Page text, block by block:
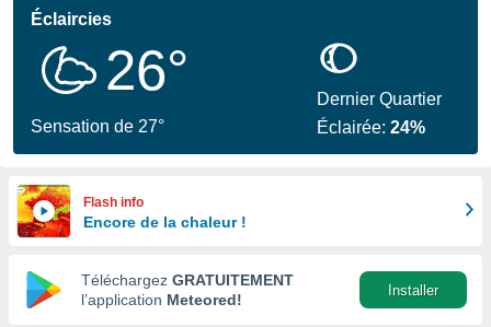
en
Éclaircies
26°
Sensation de 27°
Dernier Quartier
Éclairée:24%
Flash info
Encore de la chaleur !
Téléchargez GRATUITEMENT
l’application Meteored!
Installer